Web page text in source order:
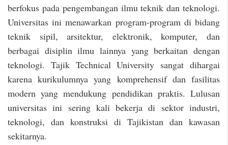
berfokus pada pengembangan ilmu teknik dan teknologi.
Universitas ini menawarkan program-program di bidang
teknik sipil, arsitektur, elektronik, komputer, dan
berbagai disiplin ilmu lainnya yang berkaitan dengan
teknologi. Tajik Technical University sangat dihargai
karena kurikulumnya yang komprehensif dan fasilitas
modern yang mendukung pendidikan praktis. Lulusan
universitas ini sering kali bekerja di sektor industri,
teknologi, dan konstruksi di Tajikistan dan kawasan
sekitarnya.